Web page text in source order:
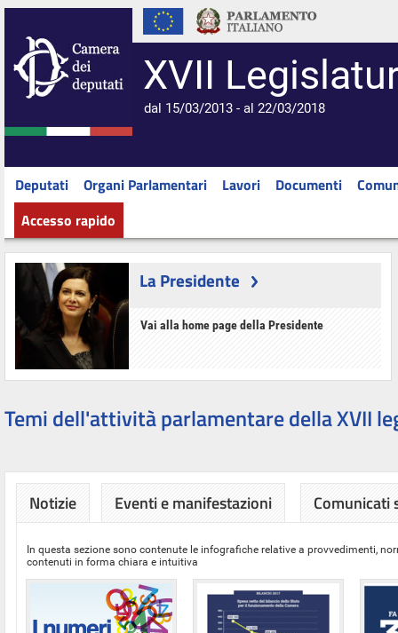
XVII
dal 15/03/2013 - al 22/03/2018
Deputati Organi Parlamentari Lavori Documenti
Accesso rapido
La Presidente
Vai alla home page della Presidente
Temi dell'attività parlamentare della XVII
Notizie Eventi e manifestazioni Comunicati
In questa sezione sono contenute le infografiche relative a provvedimenti,
contenuti in forma chiara e intuitiva